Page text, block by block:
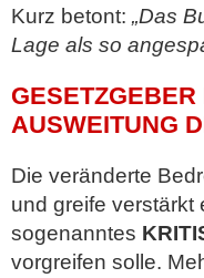
Kurz betont: „Das
Lage als so
AUSWEITUNG
Die veränderte
und greife verstärkt
sogenanntes
vorgreifen solle.